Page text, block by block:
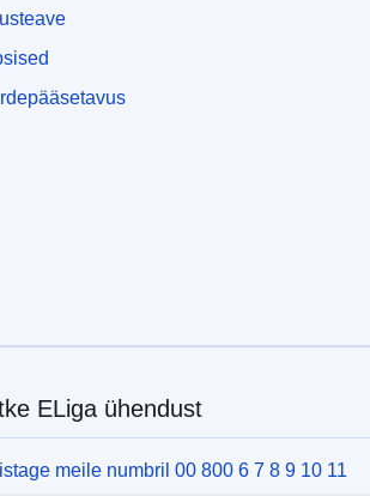
ELiga ühendust
meile numbril 00 800 6 7 8 9 10 11